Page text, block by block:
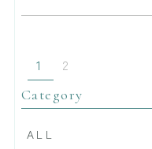
1 2
Category
ALL